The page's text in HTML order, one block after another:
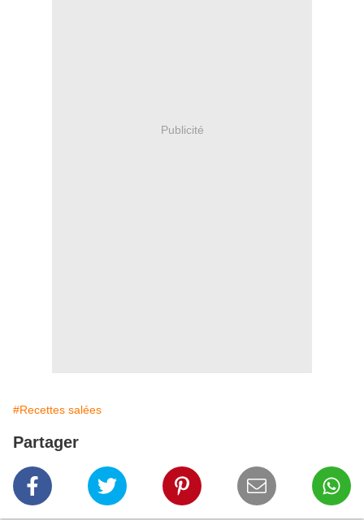
Publicité
#Recettes salées
Partager